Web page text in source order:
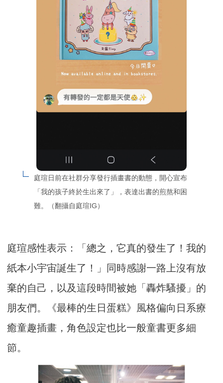
庭瑄日前在社群分享發行插畫書的動態，開心宣布
「我的孩子終於生出來了」，表達出書的煎熬和困
難。（翻攝自庭瑄IG）
庭瑄感性表示：「總之，它真的發生了！我的
紙本小宇宙誕生了！」同時感謝一路上沒有放
棄的自己，以及這段時間被她「轟炸騷擾」的
朋友們。《最棒的生日蛋糕》風格偏向日系療
癒童趣插畫，角色設定也比一般童書更多細
節。